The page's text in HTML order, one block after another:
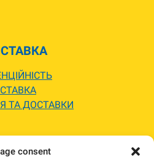
consent
ТА ДОСТАВКИ